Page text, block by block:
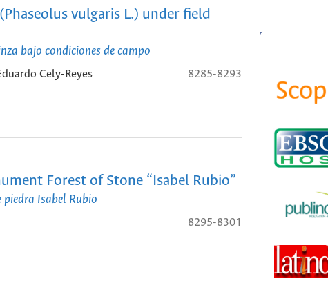
vulgaris L.) under field
bajo condiciones de campo
Cely-Reyes 8285-8293
Forest of Stone “Isabel Rubio”
Isabel Rubio
8295-8301